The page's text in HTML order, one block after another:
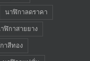
นาฬิกาลดราคา
ฬิกาสายยาง
าสีทอง